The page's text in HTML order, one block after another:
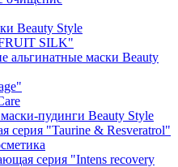
Beauty Style
SILK"
альгинатные маски Beauty
пудинги Beauty Style
серия "Taurine & Resveratrol"
серия "Intens recovery